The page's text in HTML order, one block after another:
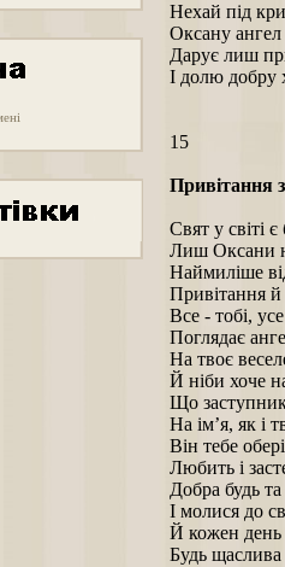
Нехай під
Оксану
Дарує лиш
І долю добру
15
Привітання
Свят у світі є
Лиш Оксани
Наймиліше
Привітання
Все - тобі,
Поглядає
На твоє
Й ніби хоче
Що
На ім’я, як і
Він тебе
Любить і
Добра будь
І молися до
Й кожен день
Будь